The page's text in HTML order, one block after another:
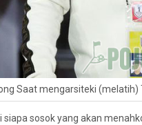
Saat mengarsiteki (melatih)
siapa sosok yang akan